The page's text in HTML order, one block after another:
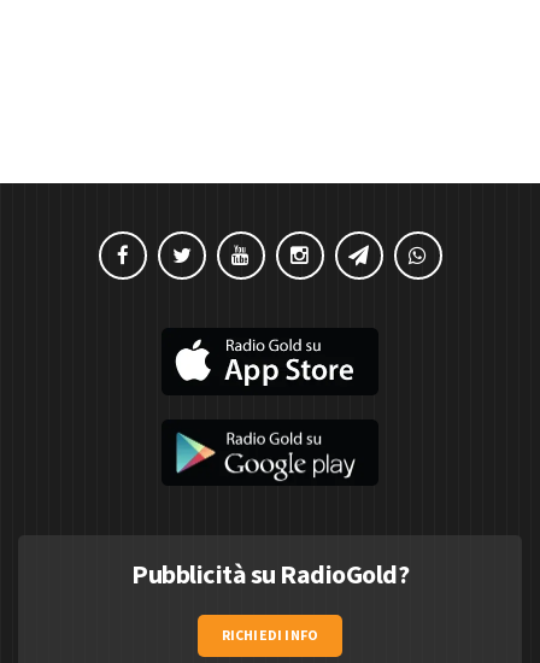
Pubblicità su RadioGold?
RICHIEDI INFO